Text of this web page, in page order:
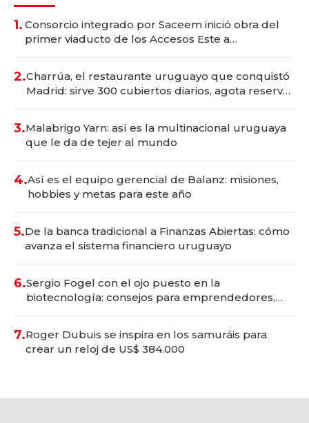
1. Consorcio integrado por Saceem inició obra del
primer viaducto de los Accesos Este a
2.Charrúa, el restaurante uruguayo que conquistó
Madrid: sirve 300 cubiertos diarios, agota reservas
3.Malabrigo Yarn: así es la multinacional uruguaya
que le da de tejer al mundo
4.Así es el equipo gerencial de Balanz: misiones,
hobbies y metas para este año
5.De la banca tradicional a Finanzas Abiertas: cómo
avanza el sistema financiero uruguayo
6.Sergio Fogel con el ojo puesto en la
biotecnología: consejos para emprendedores,
7.Roger Dubuis se inspira en los samuráis para
crear un reloj de US$ 384.000